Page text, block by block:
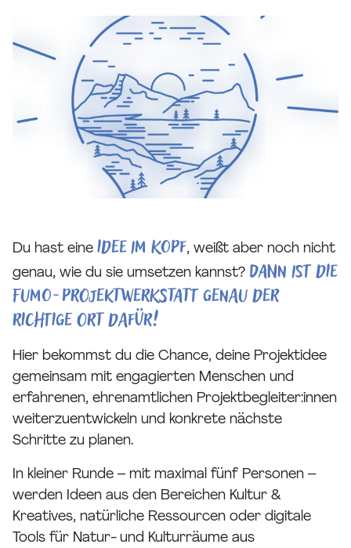
Du hast eine Idee im Kopf, weißt aber noch nicht
genau, wie du sie umsetzen kannst? Dann ist die
FUMO-Projektwerkstatt genau der
richtige Ort dafür!
Hier bekommst du die Chance, deine Projektidee
gemeinsam mit engagierten Menschen und
erfahrenen, ehrenamtlichen Projektbegleiter:innen
weiterzuentwickeln und konkrete nächste
Schritte zu planen.
In kleiner Runde – mit maximal fünf Personen –
werden Ideen aus den Bereichen Kultur &
Kreatives, natürliche Ressourcen oder digitale
Tools für Natur- und Kulturräume aus